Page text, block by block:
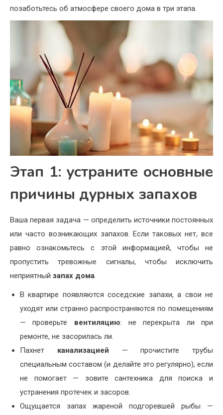
позаботьтесь об атмосфере своего дома в три этапа.
Этап 1: устраните основные
причины дурных запахов
Ваша первая задача — определить источники постоянных
или часто возникающих запахов. Если таковых нет, все
равно ознакомьтесь с этой информацией, чтобы не
пропустить тревожные сигналы, чтобы исключить
неприятный запах дома.
В квартире появляются соседские запахи, а свои не
уходят или странно распространяются по помещениям
— проверьте вентиляцию: не перекрыта ли при
ремонте, не засорилась ли.
Пахнет канализацией — прочистите трубы
специальным составом (и делайте это регулярно), если
не помогает — зовите сантехника для поиска и
устранения протечек и засоров.
Ощущается запах жареной подгоревшей рыбы —